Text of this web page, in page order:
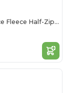
Catalyst Men's Performance Fleece Half-Zip Top